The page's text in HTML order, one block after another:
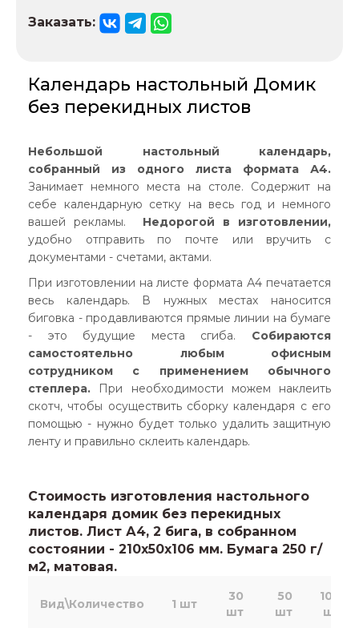
Заказать:
Календарь настольный Домик
без перекидных листов
Небольшой настольный календарь,
собранный из одного листа формата А4.
Занимает немного места на столе. Содержит на
себе календарную сетку на весь год и немного
вашей рекламы. Недорогой в изготовлении,
удобно отправить по почте или вручить с
документами - счетами, актами.
При изготовлении на листе формата А4 печатается
весь календарь. В нужных местах наносится
биговка - продавливаются прямые линии на бумаге
- это будущие места сгиба. Собираются
самостоятельно любым офисным
сотрудником с применением обычного
степлера. При необходимости можем наклеить
скотч, чтобы осуществить сборку календаря с его
помощью - нужно будет только удалить защитную
ленту и правильно склеить календарь.
Стоимость изготовления настольного
календаря домик без перекидных
листов. Лист А4, 2 бига, в собранном
состоянии - 210х50х106 мм. Бумага 250 г/
м2, матовая.
Вид\Количество 1 шт
30
шт
50
шт
100
шт